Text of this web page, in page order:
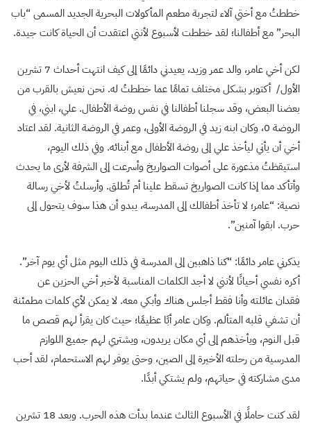
خططتُ مع أختي آلاء لتجربة مطعم المأكولات البحرية الجديد المسمى “باب
البحر” مع أطفالنا؛ لقد خططت لأسبوع لأنني اعتقدت أن الحياة كانت جيدة.
لكن أخي عامر، والد عمر وزيد، يعيدني دائمًا إلى كيف انتهت أحداث 7 تشرين
الأول/ أكتوبر بشكل مختلف تمامًا عما خططتُ له. نحن نعيش بالقرب من
بعضنا البعض، وقد سجلنا أطفالنا في نفس روضة الأطفال. علي، ابني، في
الروضة 0، وكان ابنه زيد في الروضة الأولى، وعمر في الروضة الثانية. لقد اعتاد
أخي أن يأتي ليأخذ علي إلى روضة الأطفال مع أبنائه. وفي ذلك اليوم،
استيقظتُ مذعورة على أصوات الصواريخ وأسرعت إلى الشرفة لأرى ما يحدث
وأتأكد مما إذا كانت الصواريخ تسقط علينا أم تُطلق. وأرسلتُ لأخي رسالة
نصية: “عامر؛ لا تأخذ أطفالك إلى المدرسة، يبدو أن هذا سوف يتحول إلى
حرب. ابقوا آمنين”.
يذكرني عامر دائمًا: “كنا ذاهبين إلى المدرسة في ذلك اليوم مثل أي يوم آخر”.
أكره نفسي أحيانًا لأنني لا أجد الكلمات المناسبة لأخبر أخي الحزين عن
فقدان عائلته وأنا فقط أجلس هناك وأبكي معه. لا يمكن لأي كلمات مطمئنة
أن تشفي قلبه المتألم. وكان عامر أبًا عظيمًا؛ حيث كان يقرأ لهم قصص ما
قبل النوم، ويأخذهم إلى أي مكان يريدون، ويشتري لهم جميع اللوازم
المدرسية من رحلته الأخيرة إلى الصين، وحتى يوفر لهم الاستحمام، لقد أحب
مدى مشاركته في حياتهم، ولم يشتكي أبدًا.
لقد كنت حاملًا في الأسبوع الثالث عندما بدأت هذه الحرب. وبعد 18 تشرين